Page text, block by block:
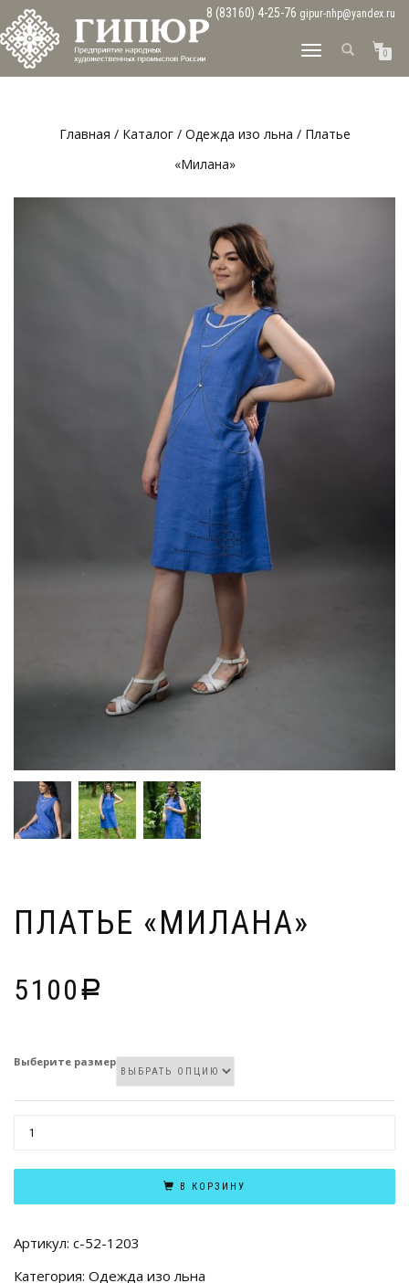
8 (83160) 4-25-76 gipur-nhp@yandex.ru
ПЕРЕКЛЮЧИТЬ
0
Главная / Каталог/ Одежда изо льна / Платье
«Милана»
ПЛАТЬЕ «МИЛАНА»
5100 Р
Выберите размер
КОЛИЧЕСТВО
"МИЛАНА"
В КОРЗИНУ
Артикул: с-52-1203
Категория: Одежда изо льна